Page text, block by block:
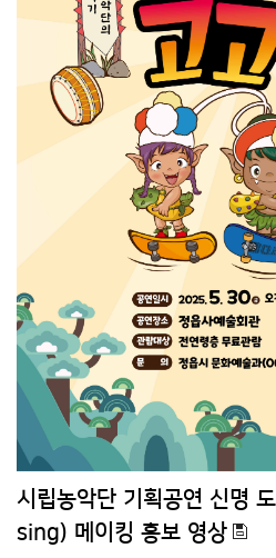
시립농악단 기획공연 신명
sing) 메이킹 홍보 영상